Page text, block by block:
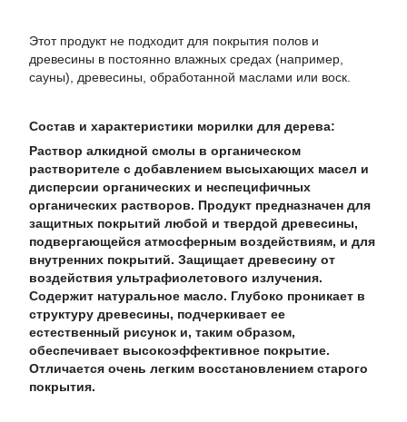
Этот продукт не подходит для покрытия полов и
древесины в постоянно влажных средах (например,
сауны), древесины, обработанной маслами или воск.
Состав и характеристики морилки для дерева:
Раствор алкидной смолы в органическом
растворителе с добавлением высыхающих масел и
дисперсии органических и неспецифичных
органических растворов. Продукт предназначен для
защитных покрытий любой и твердой древесины,
подвергающейся атмосферным воздействиям, и для
внутренних покрытий. Защищает древесину от
воздействия ультрафиолетового излучения.
Содержит натуральное масло. Глубоко проникает в
структуру древесины, подчеркивает ее
естественный рисунок и, таким образом,
обеспечивает высокоэффективное покрытие.
Отличается очень легким восстановлением старого
покрытия.